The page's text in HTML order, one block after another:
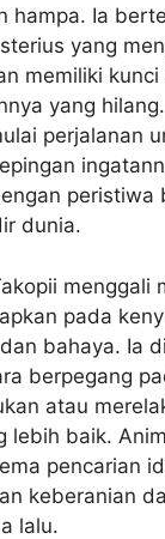
hampa. Ia
yang
memiliki kunci
yang
perjalanan
peristiwa
dunia.
menggali
pada
bahaya. Ia
berpegang
atau
lebih baik.
pencarian
keberanian
lalu.